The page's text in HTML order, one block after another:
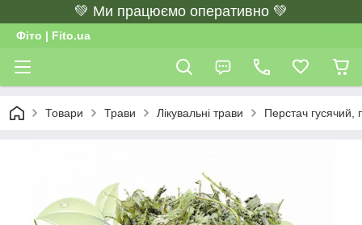
💚 Ми працюємо оперативно 💚
Фіто | Fito.ua
Товари Трави Лікувальні трави Перстач гусячий,